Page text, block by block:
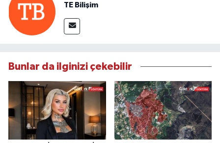
TE Bilişim
Bunlar da ilginizi çekebilir